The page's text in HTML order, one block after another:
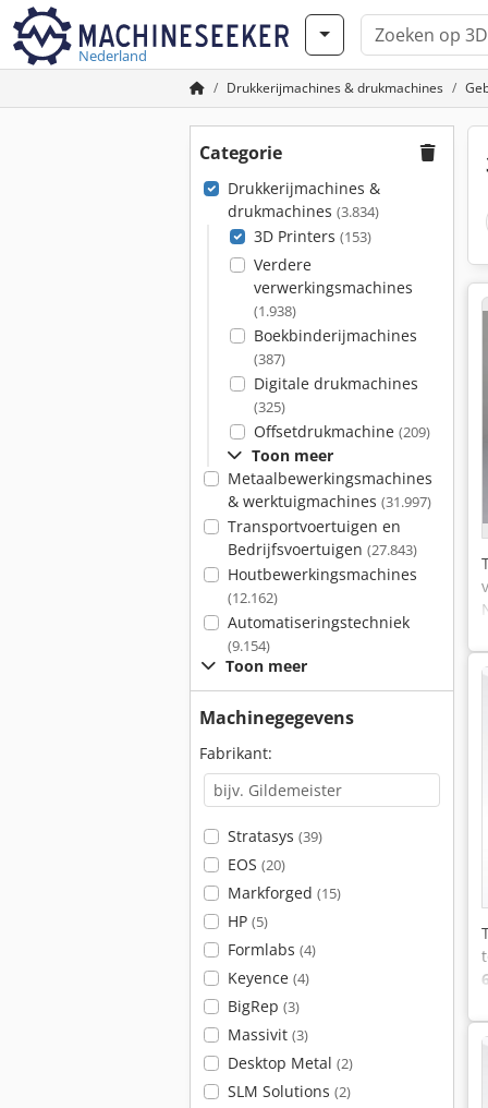
Nederland
Drukkerijmachines & drukmachines
Categorie
Drukkerijmachines &
drukmachines (3.834)
3D Printers (153)
Verdere
verwerkingsmachines
(1.938)
Boekbinderijmachines
(387)
Digitale drukmachines
(325)
Offsetdrukmachine (209)
Toon meer
Metaalbewerkingsmachines
& werktuigmachines (31.997)
Transportvoertuigen en
Bedrijfsvoertuigen (27.843)
Houtbewerkingsmachines
(12.162)
Automatiseringstechniek
(9.154)
Toon meer
Machinegegevens
Fabrikant:
Stratasys (39)
EOS (20)
Markforged (15)
HP (5)
Formlabs (4)
Keyence (4)
BigRep (3)
Massivit (3)
Desktop Metal (2)
SLM Solutions (2)